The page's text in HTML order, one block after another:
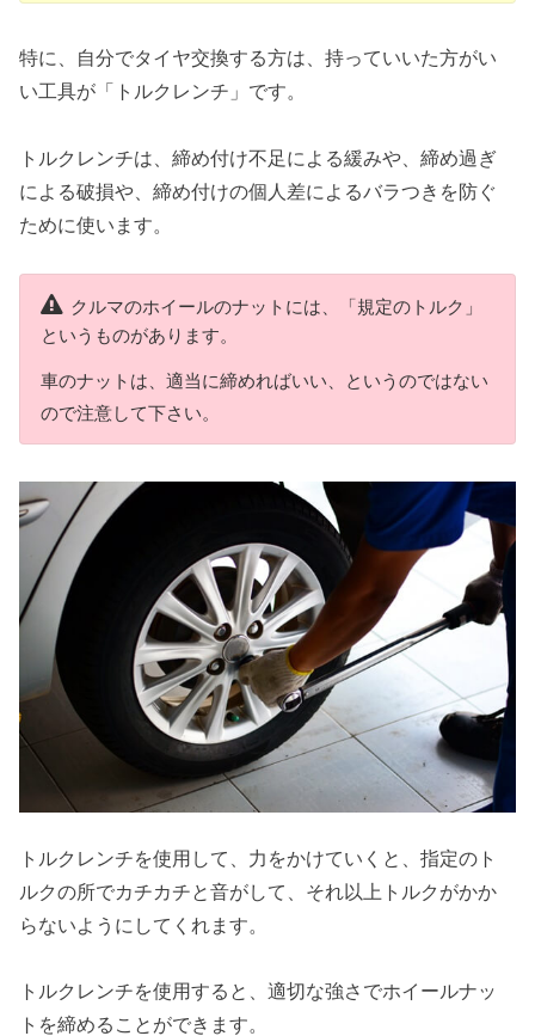
特に、自分でタイヤ交換する方は、持っていいた方がい
い工具が「トルクレンチ」です。
トルクレンチは、締め付け不足による緩みや、締め過ぎ
による破損や、締め付けの個人差によるバラつきを防ぐ
ために使います。
クルマのホイールのナットには、「規定のトルク」
というものがあります。
車のナットは、適当に締めればいい、というのではない
ので注意して下さい。
トルクレンチを使用して、力をかけていくと、指定のト
ルクの所でカチカチと音がして、それ以上トルクがかか
らないようにしてくれます。
トルクレンチを使用すると、適切な強さでホイールナッ
トを締めることができます。